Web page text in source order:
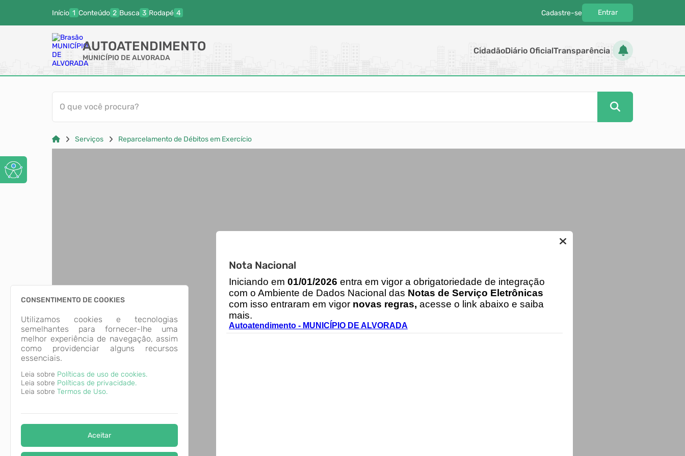
Início Conteúdo Busca Rodapé Cadastre-se Entrar
AUTOATENDIMENTO
MUNICÍPIO DE ALVORADA
CidadãoDiário OficialTransparência
O que você procura?
Serviços Reparcelamento de Débitos em Exercício
CONSENTIMENTO DE COOKIES
Utilizamos cookies e tecnologias
semelhantes para fornecer-lhe uma
melhor experiência de navegação, assim
como providenciar alguns recursos
essenciais.
Leia sobre Políticas de uso de cookies.
Leia sobre Políticas de privacidade.
Leia sobre Termos de Uso.
Aceitar
Nota Nacional
Iniciando em 01/01/2026 entra em vigor a obrigatoriedade de integração
com o Ambiente de Dados Nacional das Notas de Serviço Eletrônicas
com isso entraram em vigor novas regras, acesse o link abaixo e saiba
mais.
Autoatendimento - MUNICÍPIO DE ALVORADA